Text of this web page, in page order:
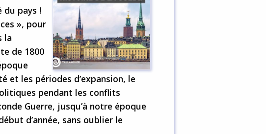
du pays !
», pour
la
de 1800
et les périodes d’expansion, le
pendant les conflits
Guerre, jusqu’à notre époque
d’année, sans oublier le